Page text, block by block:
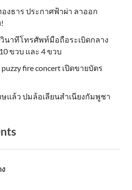
งธาร ประกาศฟ้าผ่า ลาออก
นาทีโทรศัพท์มือถือระเบิดกลาง
ขวบ และ 4 ขวบ
fire concert เปิดขายบัตร
แล้ว ปมล้อเลียนสำเนียงกัมพูชา